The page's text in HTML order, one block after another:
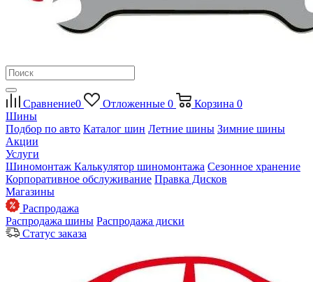
Сравнение0 Отложенные 0 Корзина 0
Шины
Подбор по авто Каталог шин Летние шины Зимние шины
Акции
Услуги
Шиномонтаж Калькулятор шиномонтажа Сезонное хранение
Корпоративное обслуживание Правка Дисков
Магазины
Распродажа
Распродажа шины Распродажа диски
Статус заказа